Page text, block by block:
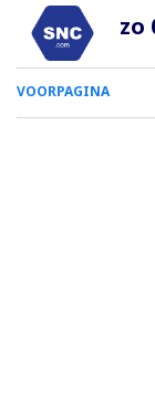
zo
0
Smartphone
VOORPAGINA